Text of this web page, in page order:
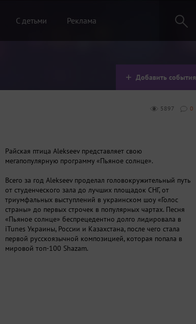
С детьми Реклама
Добавить события
0
5897
Райская птица Alekseev представляет свою
мегапопулярную программу «Пьяное солнце».
Всего за год Alekseev проделал головокружительный путь
от студенческого зала до лучших площадок СНГ, от
триумфальных выступлений в украинском шоу «Голос
страны» до первых строчек в популярных чартах. Песня
«Пьяное солнце» беспрецедентно долго лидировала в
iTunes Украины, России и Казахстана, после чего стала
первой русскоязычной композицией, которая попала в
мировой топ-100 Shazam.